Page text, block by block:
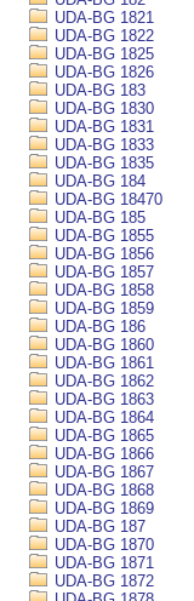
UDA-BG 1821
UDA-BG 1822
UDA-BG 1825
UDA-BG 1826
UDA-BG 183
UDA-BG 1830
UDA-BG 1831
UDA-BG 1833
UDA-BG 1835
UDA-BG 184
UDA-BG 18470
UDA-BG 185
UDA-BG 1855
UDA-BG 1856
UDA-BG 1857
UDA-BG 1858
UDA-BG 1859
UDA-BG 186
UDA-BG 1860
UDA-BG 1861
UDA-BG 1862
UDA-BG 1863
UDA-BG 1864
UDA-BG 1865
UDA-BG 1866
UDA-BG 1867
UDA-BG 1868
UDA-BG 1869
UDA-BG 187
UDA-BG 1870
UDA-BG 1871
UDA-BG 1872